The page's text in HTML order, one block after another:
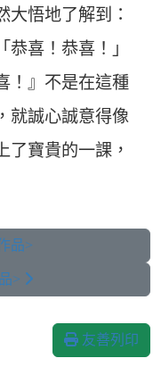
大悟地了解到：
喜！恭喜！」
！』不是在這種
就誠心誠意得像
了寶貴的一課，
品>
>
友善列印